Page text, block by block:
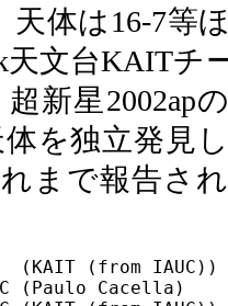
天体は16-7等
天文台KAITチ
新星2002ap
を独立発見
まで報告さ
(KAIT (from IAUC))
(Paulo Cacella)